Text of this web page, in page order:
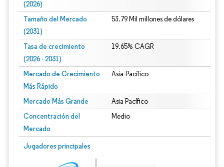
(2026)
Tamaño del Mercado
(2031)
53.79 Mil millones de dólares
Tasa de crecimiento
(2026 - 2031)
19.65% CAGR
Mercado de Crecimiento
Más Rápido
Asia-Pacífico
Mercado Más Grande Asia Pacífico
Concentración del
Mercado
Medio
Jugadores principales
Imagen © Mordor Intelligence. El uso requiere atribución según CC BY 4.0.